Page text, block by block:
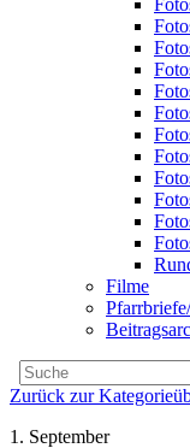
Filme
Zurück zur
1. September